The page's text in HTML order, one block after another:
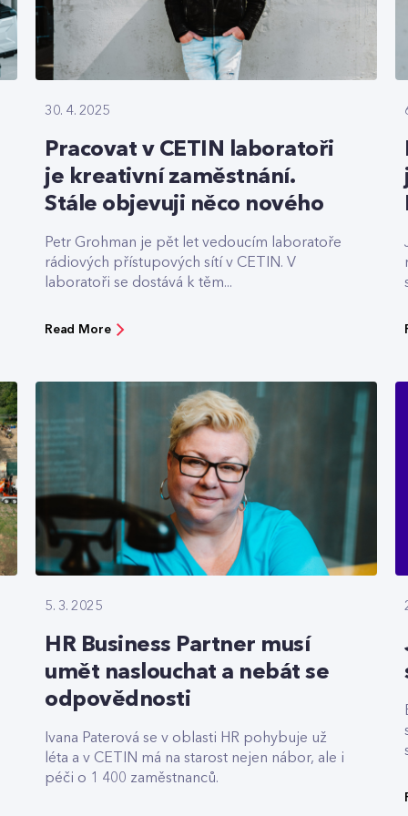
30. 4. 2025
Pracovat v CETIN laboratoři
je kreativní zaměstnání.
Stále objevuji něco nového
Petr Grohman je pět let vedoucím laboratoře
rádiových přístupových sítí v CETIN. V
laboratoři se dostává k těm...
Read More
5. 3. 2025
HR Business Partner musí
umět naslouchat a nebát se
odpovědnosti
Ivana Paterová se v oblasti HR pohybuje už
léta a v CETIN má na starost nejen nábor, ale i
péči o 1 400 zaměstnanců.